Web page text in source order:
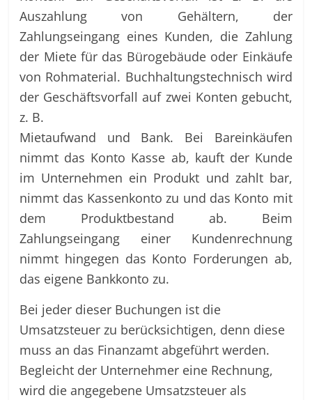
Auszahlung von Gehältern, der
Zahlungseingang eines Kunden, die Zahlung
der Miete für das Bürogebäude oder Einkäufe
von Rohmaterial. Buchhaltungstechnisch wird
der Geschäftsvorfall auf zwei Konten gebucht,
z. B.
Mietaufwand und Bank. Bei Bareinkäufen
nimmt das Konto Kasse ab, kauft der Kunde
im Unternehmen ein Produkt und zahlt bar,
nimmt das Kassenkonto zu und das Konto mit
dem Produktbestand ab. Beim
Zahlungseingang einer Kundenrechnung
nimmt hingegen das Konto Forderungen ab,
das eigene Bankkonto zu.
Bei jeder dieser Buchungen ist die
Umsatzsteuer zu berücksichtigen, denn diese
muss an das Finanzamt abgeführt werden.
Begleicht der Unternehmer eine Rechnung,
wird die angegebene Umsatzsteuer als